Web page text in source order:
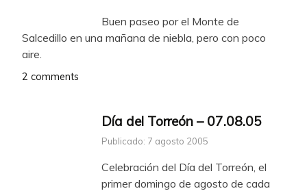
Buen paseo por el Monte de
Salcedillo en una mañana de niebla, pero con poco
aire.
2 comments
Día del Torreón – 07.08.05
Publicado: 7 agosto 2005
Celebración del Día del Torreón, el
primer domingo de agosto de cada